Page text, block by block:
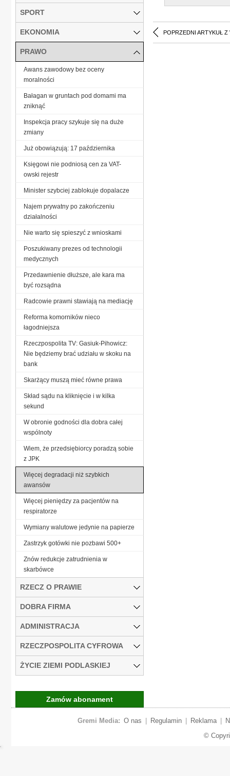
POPRZEDNI ARTYKUŁ Z
SPORT
EKONOMIA
PRAWO
Awans zawodowy bez oceny
moralności
Bałagan w gruntach pod domami ma
zniknąć
Inspekcja pracy szykuje się na duże
zmiany
Już obowiązują: 17 października
Księgowi nie podniosą cen za VAT-
owski rejestr
Minister szybciej zablokuje dopalacze
Najem prywatny po zakończeniu
działalności
Nie warto się spieszyć z wnioskami
Poszukiwany prezes od technologii
medycznych
Przedawnienie dłuższe, ale kara ma
być rozsądna
Radcowie prawni stawiają na mediację
Reforma komorników nieco
łagodniejsza
Rzeczpospolita TV: Gasiuk-Pihowicz:
Nie będziemy brać udziału w skoku na
bank
Skarżący muszą mieć równe prawa
Skład sądu na kliknięcie i w kilka
sekund
W obronie godności dla dobra całej
wspólnoty
Wiem, że przedsiębiorcy poradzą sobie
z JPK
Więcej degradacji niż szybkich
awansów
Więcej pieniędzy za pacjentów na
respiratorze
Wymiany walutowe jedynie na papierze
Zastrzyk gotówki nie pozbawi 500+
Znów redukcje zatrudnienia w
skarbówce
RZECZ O PRAWIE
DOBRA FIRMA
ADMINISTRACJA
RZECZPOSPOLITA CYFROWA
ŻYCIE ZIEMI PODLASKIEJ
Zamów abonament
Gremi Media: O nas Regulamin Reklama
©